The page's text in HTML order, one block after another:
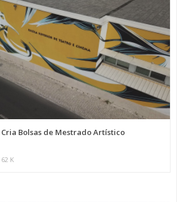
Bolsas de Mestrado Artístico
62 K